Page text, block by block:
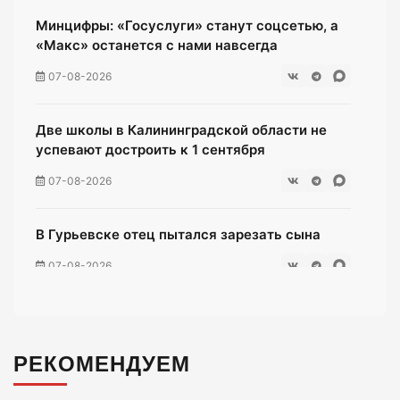
Минцифры: «Госуслуги» станут соцсетью, а
«Макс» останется с нами навсегда
07-08-2026
Две школы в Калининградской области не
успевают достроить к 1 сентября
07-08-2026
В Гурьевске отец пытался зарезать сына
07-08-2026
07-08-2026
РЕКОМЕНДУЕМ